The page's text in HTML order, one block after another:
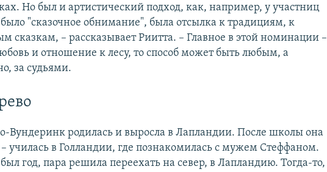
Но был и артистический подход, как, например, у участниц
"сказочное обнимание", была отсылка к традициям, к
сказкам, – рассказывает Риитта. – Главное в этой номинации –
и отношение к лесу, то способ может быть любым, а
за судьями.
Вундеринк родилась и выросла в Лапландии. После школы она
училась в Голландии, где познакомилась с мужем Стеффаном.
год, пара решила переехать на север, в Лапландию. Тогда-то,